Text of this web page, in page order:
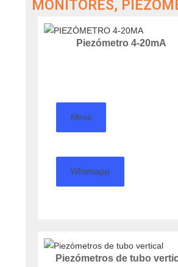
MONITORES,
Piezómetro 4-20mA
filtros
Whatsapp
Piezómetros de tubo